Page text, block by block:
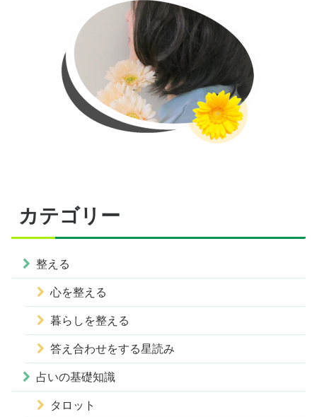
カテゴリー
整える
心を整える
暮らしを整える
答え合わせをする星読み
占いの基礎知識
タロット